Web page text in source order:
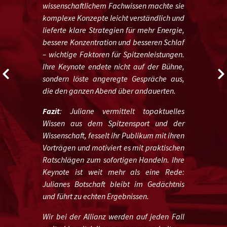
wissenschaftlichem Fachwissen machte sie
komplexe Konzepte leicht verständlich und
lieferte klare Strategien für mehr Energie,
bessere Konzentration und besseren Schlaf
– wichtige Faktoren für Spitzenleistungen.
Ihre Keynote endete nicht auf der Bühne,
sondern löste angeregte Gespräche aus,
die den ganzen Abend über andauerten.
Fazit: Juliane vermittelt topaktuelles
Wissen aus dem Spitzensport und der
Wissenschaft, fesselt ihr Publikum mit ihren
Vorträgen und motiviert es mit praktischen
Ratschlägen zum sofortigen Handeln. Ihre
Keynote ist weit mehr als eine Rede:
Julianes Botschaft bleibt im Gedächtnis
und führt zu echten Ergebnissen.
Wir bei der Allianz werden auf jeden Fall